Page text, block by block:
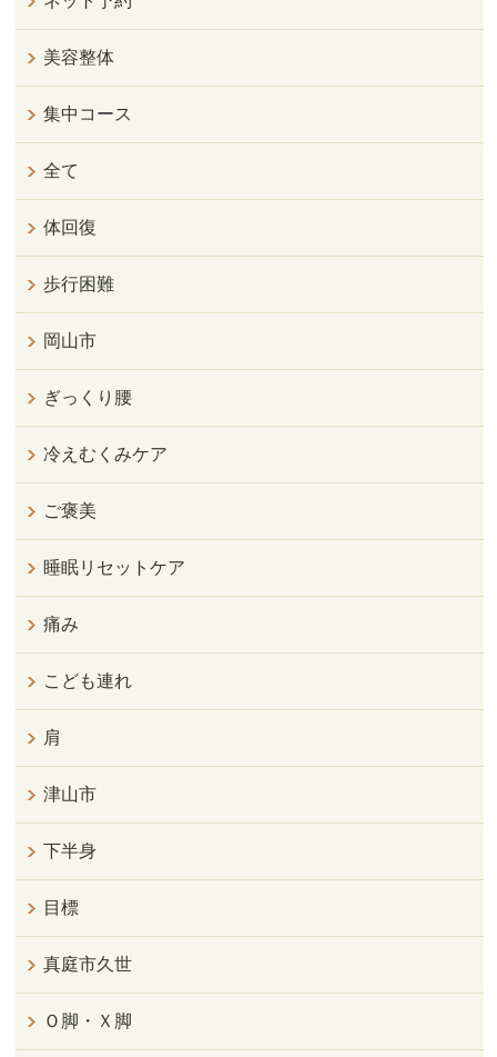
美容整体
集中コース
全て
体回復
歩行困難
岡山市
ぎっくり腰
冷えむくみケア
ご褒美
睡眠リセットケア
痛み
こども連れ
肩
津山市
下半身
目標
真庭市久世
Ｏ脚・Ｘ脚